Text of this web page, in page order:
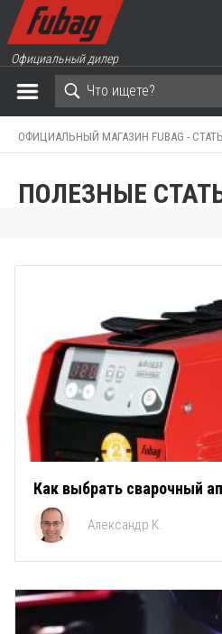
Официальный дилер
ОФИЦИАЛЬНЫЙ МАГАЗИН FUBAG -
ПОЛЕЗНЫЕ
Как выбрать сварочный
Александр К.